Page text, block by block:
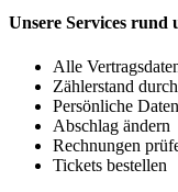
Unsere Services rund
Alle
Zählerstand
Persönliche
Abschlag ändern
Rechnungen
Tickets bestellen